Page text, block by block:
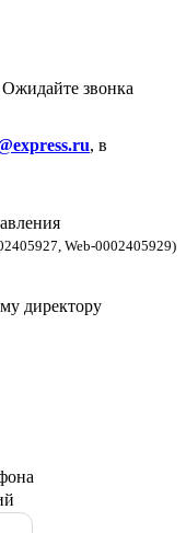
звонка
, в
Web-0002405929)
директору